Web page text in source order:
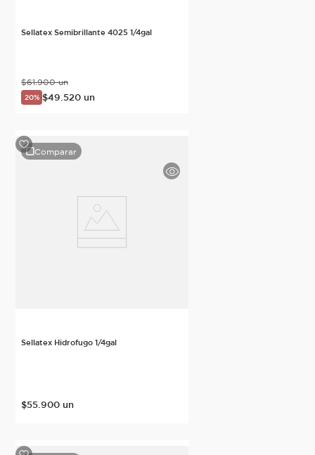
Sellatex Semibrillante 4025 1/4gal
$61.900 un
20% $49 520 un
Comparar
Sellatex Hidrofugo 1/4gal
$55.900 un